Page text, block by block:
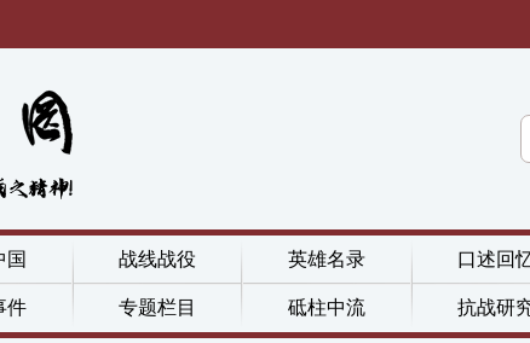
国 战线战役 英雄名录 口述回
件 专题栏目 砥柱中流 抗战研